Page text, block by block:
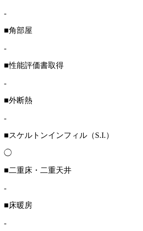
-
■角部屋
-
■性能評価書取得
-
■外断熱
-
■スケルトンインフィル（S.I.）
◯
■二重床・二重天井
-
■床暖房
-